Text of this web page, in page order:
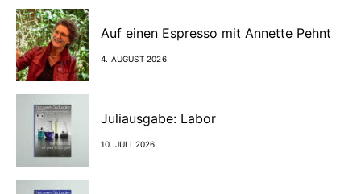
Auf einen Espresso mit Annette Pehnt
4. AUGUST 2026
Juliausgabe: Labor
10. JULI 2026